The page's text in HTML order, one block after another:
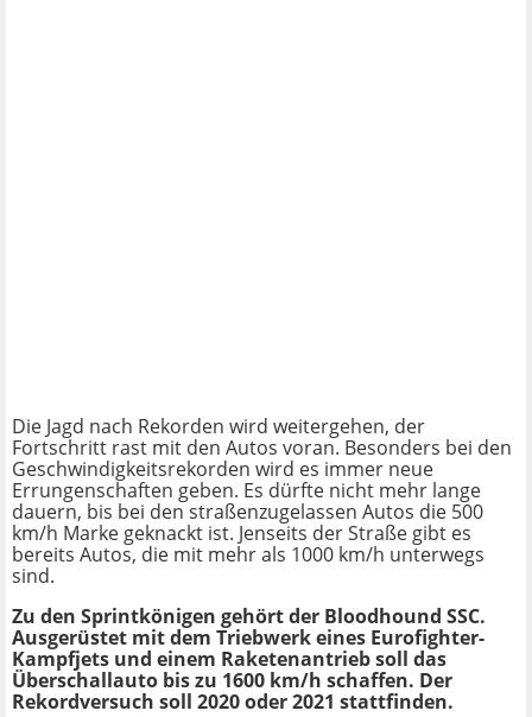
Die Jagd nach Rekorden wird weitergehen, der
Fortschritt rast mit den Autos voran. Besonders bei den
Geschwindigkeitsrekorden wird es immer neue
Errungenschaften geben. Es dürfte nicht mehr lange
dauern, bis bei den straßenzugelassen Autos die 500
km/h Marke geknackt ist. Jenseits der Straße gibt es
bereits Autos, die mit mehr als 1000 km/h unterwegs
sind.
Zu den Sprintkönigen gehört der Bloodhound SSC.
Ausgerüstet mit dem Triebwerk eines Eurofighter-
Kampfjets und einem Raketenantrieb soll das
Überschallauto bis zu 1600 km/h schaffen. Der
Rekordversuch soll 2020 oder 2021 stattfinden.